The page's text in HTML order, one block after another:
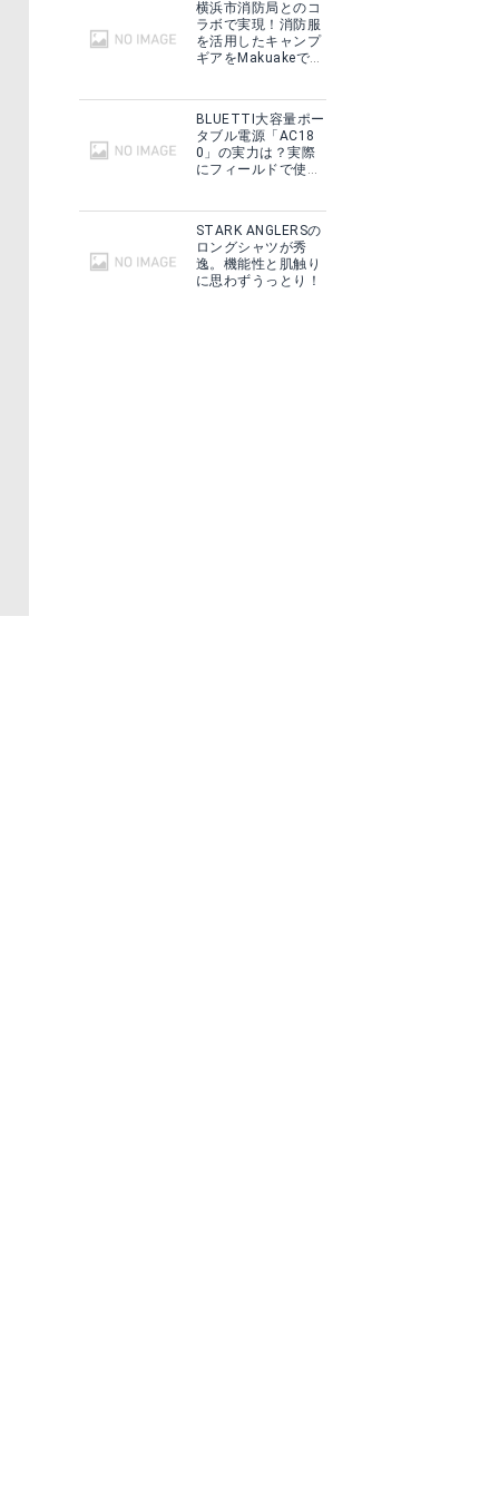
横浜市消防局とのコ
ラボで実現！消防服
を活用したキャンプ
ギアをMakuakeで予
BLUETTI大容量ポー
タブル電源「AC18
0」の実力は？実際
にフィールドで使用
STARK ANGLERSの
ロングシャツが秀
逸。機能性と肌触り
に思わずうっとり！